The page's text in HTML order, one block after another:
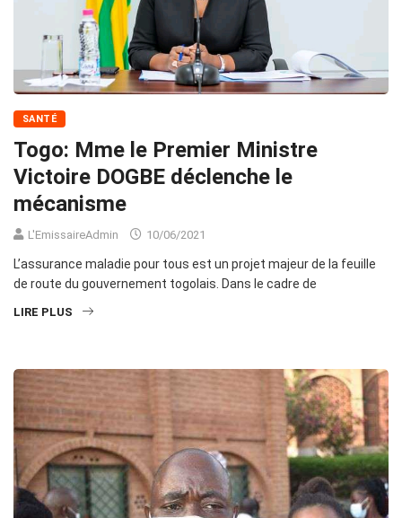
SANTÉ
Togo: Mme le Premier Ministre
Victoire DOGBE déclenche le
mécanisme
L'EmissaireAdmin 10/06/2021
L’assurance maladie pour tous est un projet majeur de la feuille
de route du gouvernement togolais. Dans le cadre de
LIRE PLUS